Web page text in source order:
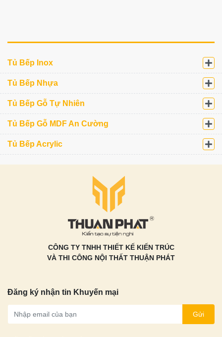
Tủ Bếp Inox
Tủ Bếp Nhựa
Tủ Bếp Gỗ Tự Nhiên
Tủ Bếp Gỗ MDF An Cường
Tủ Bếp Acrylic
CÔNG TY TNHH THIẾT KẾ KIẾN TRÚC
VÀ THI CÔNG NỘI THẤT THUẬN PHÁT
Đăng ký nhận tin Khuyến mại
Gửi